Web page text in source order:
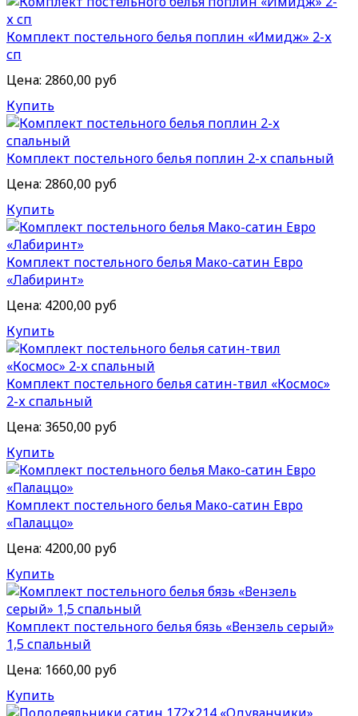
Комплект постельного белья поплин «Имидж» 2-х
сп
Цена: 2860,00 руб
Купить
Комплект постельного белья поплин 2-х спальный
Цена: 2860,00 руб
Купить
Комплект постельного белья Мако-сатин Евро
«Лабиринт»
Цена: 4200,00 руб
Купить
Комплект постельного белья сатин-твил «Космос»
2-х спальный
Цена: 3650,00 руб
Купить
Комплект постельного белья Мако-сатин Евро
«Палаццо»
Цена: 4200,00 руб
Купить
Комплект постельного белья бязь «Вензель серый»
1,5 спальный
Цена: 1660,00 руб
Купить